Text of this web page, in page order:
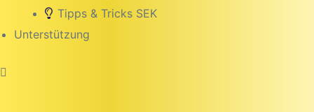
Tipps & Tricks SEK
Unterstützung